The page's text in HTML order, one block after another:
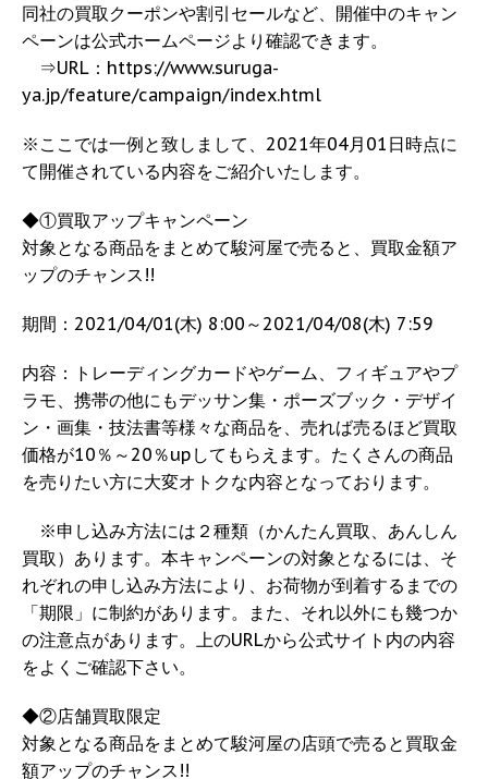
同社の買取クーポンや割引セールなど、開催中のキャン
ペーンは公式ホームページより確認できます。
⇒URL：https://www.suruga-
ya.jp/feature/campaign/index.html
※ここでは一例と致しまして、2021年04月01日時点に
て開催されている内容をご紹介いたします。
◆①買取アップキャンペーン
対象となる商品をまとめて駿河屋で売ると、買取金額ア
ップのチャンス!!
期間：2021/04/01(木) 8:00～2021/04/08(木) 7:59
内容：トレーディングカードやゲーム、フィギュアやプ
ラモ、携帯の他にもデッサン集・ポーズブック・デザイ
ン・画集・技法書等様々な商品を、売れば売るほど買取
価格が10％～20％upしてもらえます。たくさんの商品
を売りたい方に大変オトクな内容となっております。
※申し込み方法には２種類（かんたん買取、あんしん
買取）あります。本キャンペーンの対象となるには、そ
れぞれの申し込み方法により、お荷物が到着するまでの
「期限」に制約があります。また、それ以外にも幾つか
の注意点があります。上のURLから公式サイト内の内容
をよくご確認下さい。
◆②店舗買取限定
対象となる商品をまとめて駿河屋の店頭で売ると買取金
額アップのチャンス!!